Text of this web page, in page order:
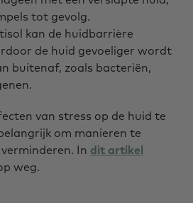
tot gevolg.
kan de huidbarrière
de huid gevoeliger wordt
buitenaf, zoals bacteriën,
van stress op de huid te
om manieren te
In dit artikel
weg.